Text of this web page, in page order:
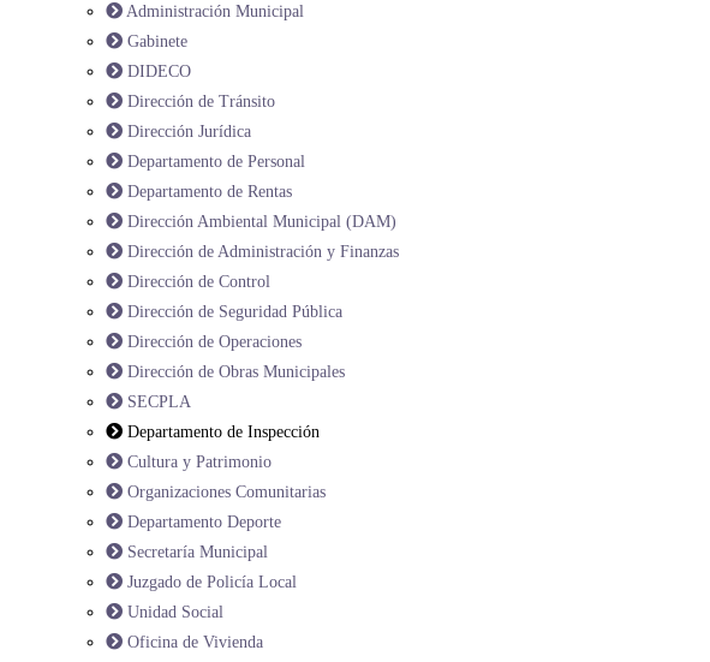
Administración Municipal
Gabinete
DIDECO
Dirección de Tránsito
Dirección Jurídica
Departamento de Personal
Departamento de Rentas
Dirección Ambiental Municipal (DAM)
Dirección de Administración y Finanzas
Dirección de Control
Dirección de Seguridad Pública
Dirección de Operaciones
Dirección de Obras Municipales
SECPLA
Departamento de Inspección
Cultura y Patrimonio
Organizaciones Comunitarias
Departamento Deporte
Secretaría Municipal
Juzgado de Policía Local
Unidad Social
Oficina de Vivienda